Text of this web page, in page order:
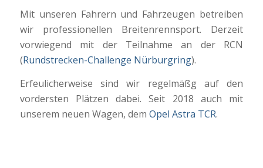
Mit unseren Fahrern und Fahrzeugen betreiben
wir professionellen Breitenrennsport. Derzeit
vorwiegend mit der Teilnahme an der RCN
(Rundstrecken-Challenge Nürburgring).
Erfeulicherweise sind wir regelmäßg auf den
vordersten Plätzen dabei. Seit 2018 auch mit
unserem neuen Wagen, dem Opel Astra TCR.